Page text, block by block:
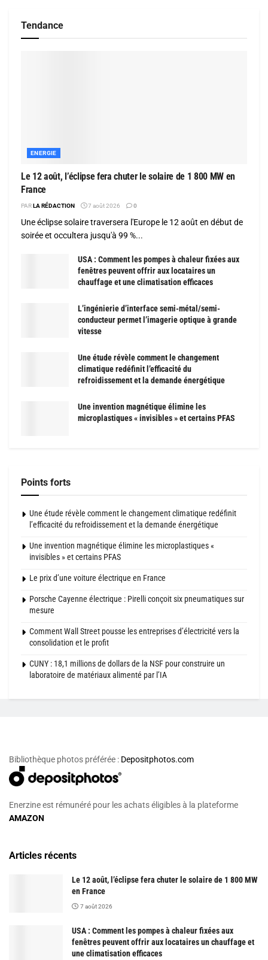
Tendance
ENERGIE
Le 12 août, l’éclipse fera chuter le solaire de 1 800 MW en
France
PAR LA RÉDACTION 7 août 2026 0
Une éclipse solaire traversera l'Europe le 12 août en début de
soirée et occultera jusqu'à 99 %...
USA : Comment les pompes à chaleur fixées aux
fenêtres peuvent offrir aux locataires un
chauffage et une climatisation efficaces
L’ingénierie d’interface semi-métal/semi-
conducteur permet l’imagerie optique à grande
vitesse
Une étude révèle comment le changement
climatique redéfinit l’efficacité du
refroidissement et la demande énergétique
Une invention magnétique élimine les
microplastiques « invisibles » et certains PFAS
Points forts
Une étude révèle comment le changement climatique redéfinit
l’efficacité du refroidissement et la demande énergétique
Une invention magnétique élimine les microplastiques «
invisibles » et certains PFAS
Le prix d’une voiture électrique en France
Porsche Cayenne électrique : Pirelli conçoit six pneumatiques sur
mesure
Comment Wall Street pousse les entreprises d’électricité vers la
consolidation et le profit
CUNY : 18,1 millions de dollars de la NSF pour construire un
laboratoire de matériaux alimenté par l’IA
Bibliothèque photos préférée : Depositphotos.com
Enerzine est rémunéré pour les achats éligibles à la plateforme
AMAZON
Articles récents
Le 12 août, l’éclipse fera chuter le solaire de 1 800 MW
en France
7 août 2026
USA : Comment les pompes à chaleur fixées aux
fenêtres peuvent offrir aux locataires un chauffage et
une climatisation efficaces